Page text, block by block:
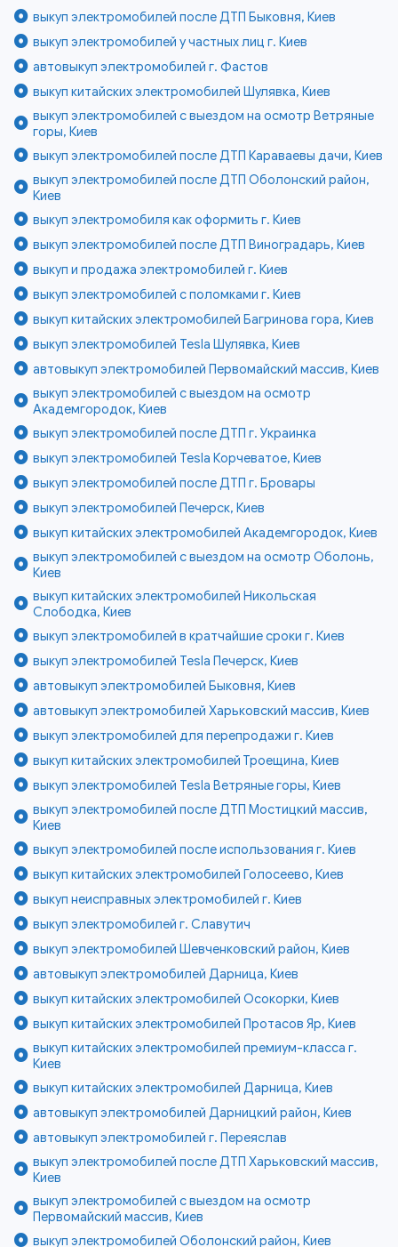
выкуп электромобилей после ДТП Быковня, Киев
выкуп электромобилей у частных лиц г. Киев
автовыкуп электромобилей г. Фастов
выкуп китайских электромобилей Шулявка, Киев
выкуп электромобилей с выездом на осмотр Ветряные
горы, Киев
выкуп электромобилей после ДТП Караваевы дачи, Киев
выкуп электромобилей после ДТП Оболонский район,
Киев
выкуп электромобиля как оформить г. Киев
выкуп электромобилей после ДТП Виноградарь, Киев
выкуп и продажа электромобилей г. Киев
выкуп электромобилей с поломками г. Киев
выкуп китайских электромобилей Багринова гора, Киев
выкуп электромобилей Tesla Шулявка, Киев
автовыкуп электромобилей Первомайский массив, Киев
выкуп электромобилей с выездом на осмотр
Академгородок, Киев
выкуп электромобилей после ДТП г. Украинка
выкуп электромобилей Tesla Корчеватое, Киев
выкуп электромобилей после ДТП г. Бровары
выкуп электромобилей Печерск, Киев
выкуп китайских электромобилей Академгородок, Киев
выкуп электромобилей с выездом на осмотр Оболонь,
Киев
выкуп китайских электромобилей Никольская
Слободка, Киев
выкуп электромобилей в кратчайшие сроки г. Киев
выкуп электромобилей Tesla Печерск, Киев
автовыкуп электромобилей Быковня, Киев
автовыкуп электромобилей Харьковский массив, Киев
выкуп электромобилей для перепродажи г. Киев
выкуп китайских электромобилей Троещина, Киев
выкуп электромобилей Tesla Ветряные горы, Киев
выкуп электромобилей после ДТП Мостицкий массив,
Киев
выкуп электромобилей после использования г. Киев
выкуп китайских электромобилей Голосеево, Киев
выкуп неисправных электромобилей г. Киев
выкуп электромобилей г. Славутич
выкуп электромобилей Шевченковский район, Киев
автовыкуп электромобилей Дарница, Киев
выкуп китайских электромобилей Осокорки, Киев
выкуп китайских электромобилей Протасов Яр, Киев
выкуп китайских электромобилей премиум-класса г.
Киев
выкуп китайских электромобилей Дарница, Киев
автовыкуп электромобилей Дарницкий район, Киев
автовыкуп электромобилей г. Переяслав
выкуп электромобилей после ДТП Харьковский массив,
Киев
выкуп электромобилей с выездом на осмотр
Первомайский массив, Киев
выкуп электромобилей Оболонский район, Киев